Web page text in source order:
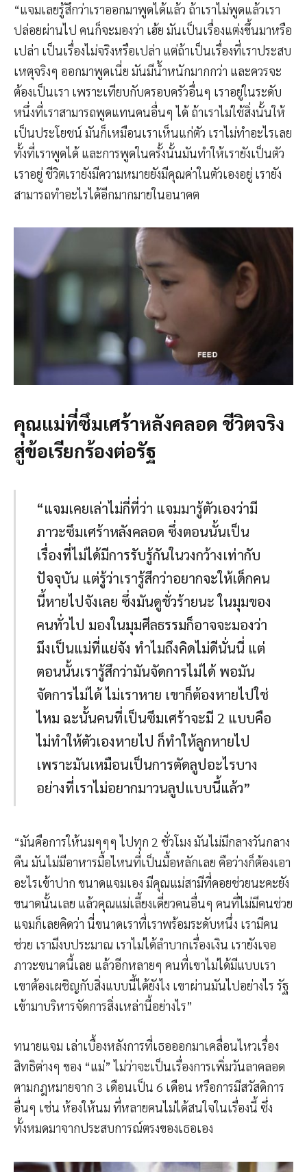
“แจมเลยรู้สึกว่าเราออกมาพูดได้แล้ว ถ้าเราไม่พูดแล้วเรา
ปล่อยผ่านไป คนก็จะมองว่า เฮ้ย มันเป็นเรื่องแต่งขึ้นมาหรือ
เปล่า เป็นเรื่องไม่จริงหรือเปล่า แต่ถ้าเป็นเรื่องที่เราประสบ
เหตุจริงๆ ออกมาพูดเนี่ย มันมีน้ำหนักมากกว่า และควรจะ
ต้องเป็นเรา เพราะเทียบกับครอบครัวอื่นๆ เราอยู่ในระดับ
หนึ่งที่เราสามารถพูดแทนคนอื่นๆ ได้ ถ้าเราไม่ใช้สิ่งนั้นให้
เป็นประโยชน์ มันก็เหมือนเราเห็นแก่ตัว เราไม่ทำอะไรเลย
ทั้งที่เราพูดได้ และการพูดในครั้งนั้นมันทำให้เรายังเป็นตัว
เราอยู่ ชีวิตเรายังมีความหมายยังมีคุณค่าในตัวเองอยู่ เรายัง
สามารถทำอะไรได้อีกมากมายในอนาคต
คุณแม่ที่ซึมเศร้าหลังคลอด ชีวิตจริง
สู่ข้อเรียกร้องต่อรัฐ
“แจมเคยเล่าไม่กี่ที่ว่า แจมมารู้ตัวเองว่ามี
ภาวะซึมเศร้าหลังคลอด ซึ่งตอนนั้นเป็น
เรื่องที่ไม่ได้มีการรับรู้กันในวงกว้างเท่ากับ
ปัจจุบัน แต่รู้ว่าเรารู้สึกว่าอยากจะให้เด็กคน
นี้หายไปจังเลย ซึ่งมันดูชั่วร้ายนะ ในมุมของ
คนทั่วไป มองในมุมศีลธรรมก็อาจจะมองว่า
มึงเป็นแม่ที่แย่จัง ทำไมถึงคิดไม่ดีนั่นนี่ แต่
ตอนนั้นเรารู้สึกว่ามันจัดการไม่ได้ พอมัน
จัดการไม่ได้ ไม่เราหาย เขาก็ต้องหายไปใช่
ไหม ฉะนั้นคนที่เป็นซึมเศร้าจะมี 2 แบบคือ
ไม่ทำให้ตัวเองหายไป ก็ทำให้ลูกหายไป
เพราะมันเหมือนเป็นการตัดลูปอะไรบาง
อย่างที่เราไม่อยากมาวนลูปแบบนี้แล้ว”
“มันคือการให้นมๆๆๆ ไปทุก 2 ชั่วโมง มันไม่มีกลางวันกลาง
คืน มันไม่มีอาหารมื้อไหนที่เป็นมื้อหลักเลย คือว่างก็ต้องเอา
อะไรเข้าปาก ขนาดแจมเอง มีคุณแม่สามีที่คอยช่วยนะคะยัง
ขนาดนั้นเลย แล้วคุณแม่เลี้ยงเดี่ยวคนอื่นๆ คนที่ไม่มีคนช่วย
แจมก็เลยคิดว่า นี่ขนาดเราที่เราพร้อมระดับหนึ่ง เรามีคน
ช่วย เรามีงบประมาณ เราไม่ได้ลำบากเรื่องเงิน เรายังเจอ
ภาวะขนาดนี้เลย แล้วอีกหลายๆ คนที่เขาไม่ได้มีแบบเรา
เขาต้องเผชิญกับสิ่งแบบนี้ได้ยังไง เขาผ่านมันไปอย่างไร รัฐ
เข้ามาบริหารจัดการสิ่งเหล่านี้อย่างไร”
ทนายแจม เล่าเบื้องหลังการที่เธอออกมาเคลื่อนไหวเรื่อง
สิทธิต่างๆ ของ “แม่” ไม่ว่าจะเป็นเรื่องการเพิ่มวันลาคลอด
ตามกฎหมายจาก 3 เดือนเป็น 6 เดือน หรือการมีสวัสดิการ
อื่นๆ เช่น ห้องให้นม ที่หลายคนไม่ได้สนใจในเรื่องนี้ ซึ่ง
ทั้งหมดมาจากประสบการณ์ตรงของเธอเอง